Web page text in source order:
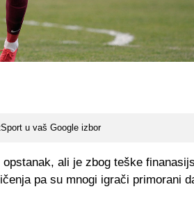
u vaš Google izbor
ali je zbog teške
pa su mnogi igrači primorani